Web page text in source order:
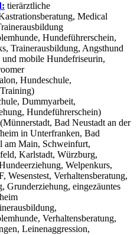
tierärztliche
Medical
Hundeführerschein,
Trainerausbildung, Angsthund
und mobile Hundefriseurin,
Hundeschule,
Dummyarbeit,
Hundeführerschein)
(Münnerstadt, Bad Neustadt an der
in Unterfranken, Bad
am Main, Schweinfurt,
Karlstadt, Würzburg,
Welpenkurs,
Wesenstest, Verhaltensberatung,
Grunderziehung, eingezäuntes
Verhaltensberatung,
Leinenaggression,